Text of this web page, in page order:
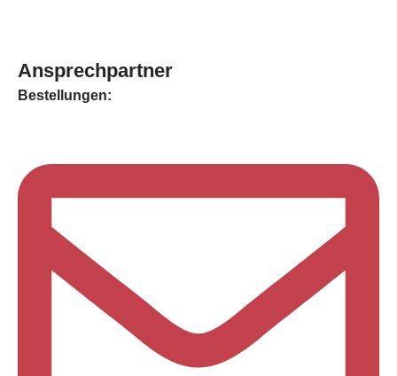
Ansprechpartner
Bestellungen: